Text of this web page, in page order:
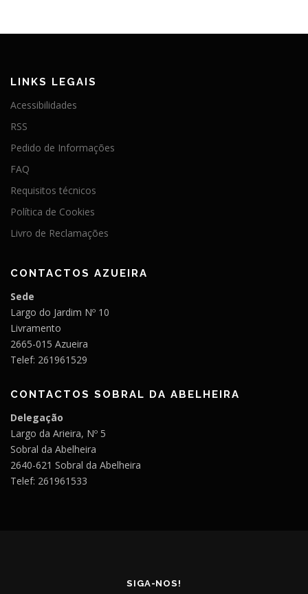
LINKS LEGAIS
Acessibilidades
RSS
Pedido de Informações
FAQ
Requisitos técnicos
Política de Cookies
Livro de Reclamações
CONTACTOS AZUEIRA
Sede
Largo do Jardim Nº 10
Livramento
2665-015 Azueira
Telef: 261961529
CONTACTOS SOBRAL DA ABELHEIRA
Delegação
Largo da Arieira, Nº 5
Sobral da Abelheira
2640-621 Sobral da Abelheira
Telef: 261961533
SIGA-NOS!